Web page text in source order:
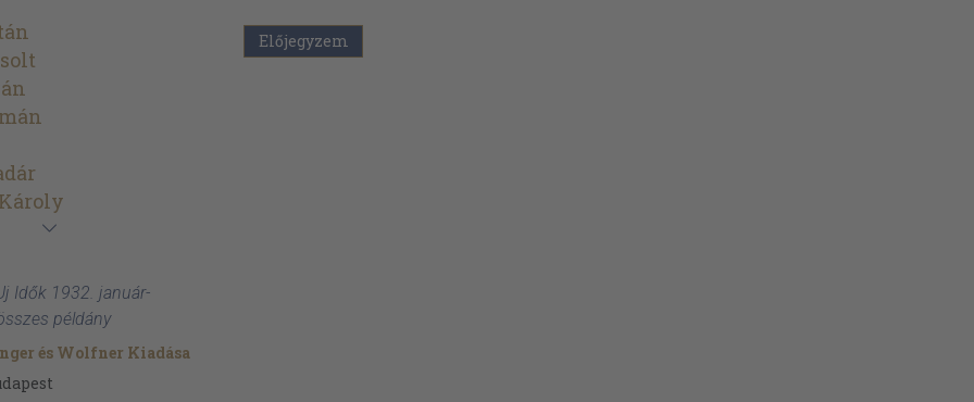
Idők 1932. január-
példány
és Wolfner Kiadása
Előjegyzem